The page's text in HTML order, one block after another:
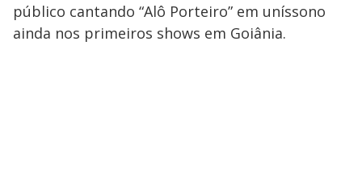
público cantando “Alô Porteiro” em uníssono
ainda nos primeiros shows em Goiânia.